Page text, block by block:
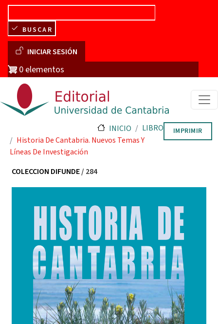
Pasar al contenido principal
BUSCAR
Menú de cuenta de usuario
INICIAR SESIÓN
0 elementos
INICIO
LIBRO
Historia De Cantabria. Nuevos Temas Y
Líneas De Investigación
IMPRIMIR
COLECCION DIFUNDE/ 284